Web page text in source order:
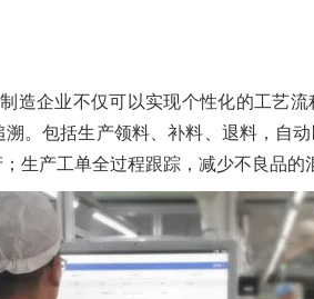
造企业不仅可以实现个性化的工艺
。包括生产领料、补料、退料，自
生产工单全过程跟踪，减少不良品的